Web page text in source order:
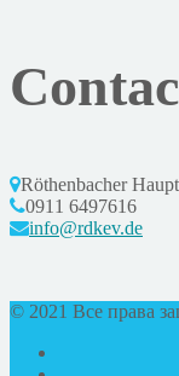
Röthenbacher
0911 6497616
info@rdkev.de
© 2021 Все права